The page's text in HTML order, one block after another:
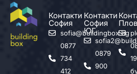
Контакти
София
sofia@buildingbox.bg
0877
734
412
Контакти
София
ЮГ
0879
900